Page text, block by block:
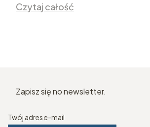
Czytaj całość
Zapisz się no newsletter.
Twój adres e-mail